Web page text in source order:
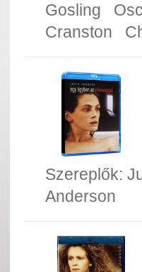
Gosling
Cranston
Szereplők:
Anderson